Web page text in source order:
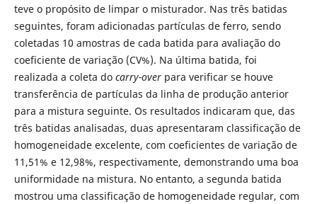
teve o propósito de limpar o misturador. Nas três batidas
seguintes, foram adicionadas partículas de ferro, sendo
coletadas 10 amostras de cada batida para avaliação do
coeficiente de variação (CV%). Na última batida, foi
realizada a coleta do carry-overpara verificar se houve
transferência de partículas da linha de produção anterior
para a mistura seguinte. Os resultados indicaram que, das
três batidas analisadas, duas apresentaram classificação de
homogeneidade excelente, com coeficientes de variação de
11,51% e 12,98%, respectivamente, demonstrando uma boa
uniformidade na mistura. No entanto, a segunda batida
mostrou uma classificação de homogeneidade regular, com